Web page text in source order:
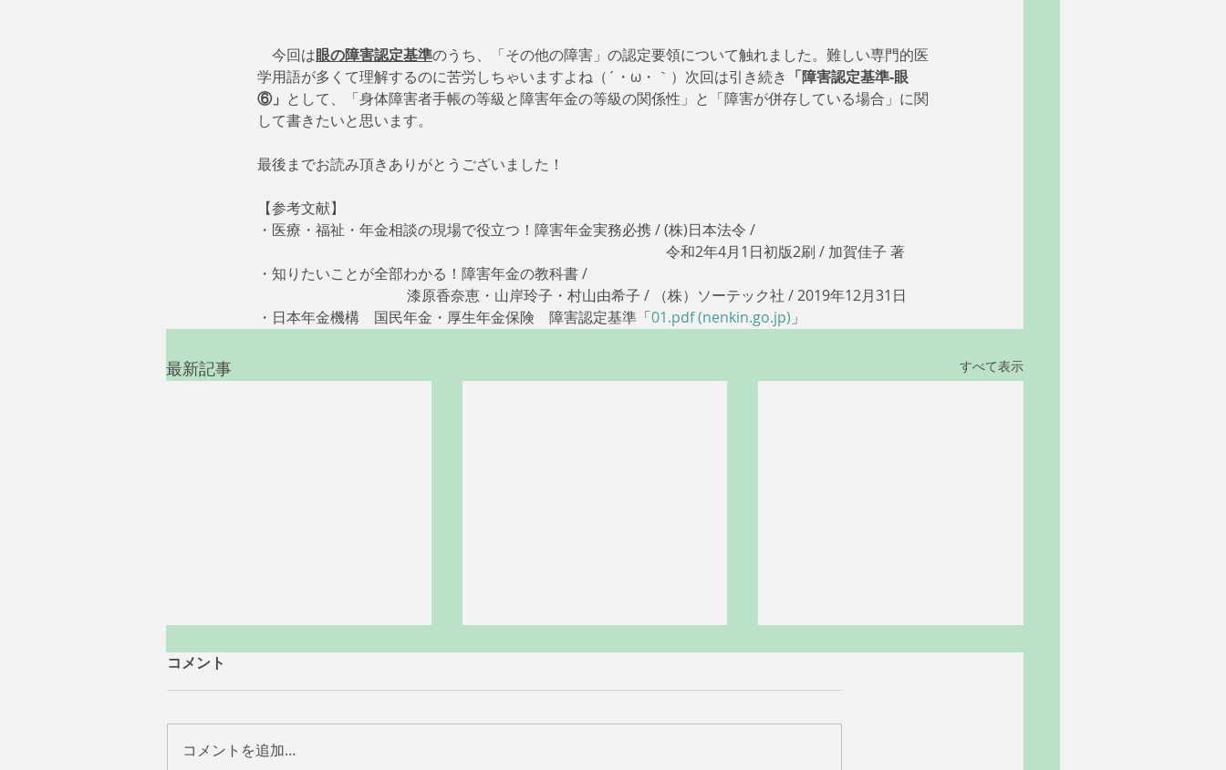
    今回は
眼の障害認定基準のうち、「その他の障害」の認定要領について触れました。難しい専門的医
学用語が多くて理解するのに苦労しちゃいますよね（´・ω・｀）次回は引き続き 「障害認定基準-眼
⑥」 として、「身体障害者手帳の等級と障害年金の等級の関係性」と「障害が併存している場合」に関
して書きたいと思います。
最後までお読み頂きありがとうございました！
【参考文献】
・医療・福祉・年金相談の現場で役立つ！障害年金実務必携 / (株)日本法令 /
令和2年4月1日初版2刷 / 加賀佳子 著
・知りたいことが全部わかる！障害年金の教科書 /
     　　　　　　　　　漆原香奈恵・山岸玲子・村山由希子 / （株）ソーテック社 / 2019年12月31日
・日本年金機構　国民年金・厚生年金保険　障害認定基準「01.pdf (nenkin.go.jp) 」
最新記事 すべて表示
コメント
コメントを追加…